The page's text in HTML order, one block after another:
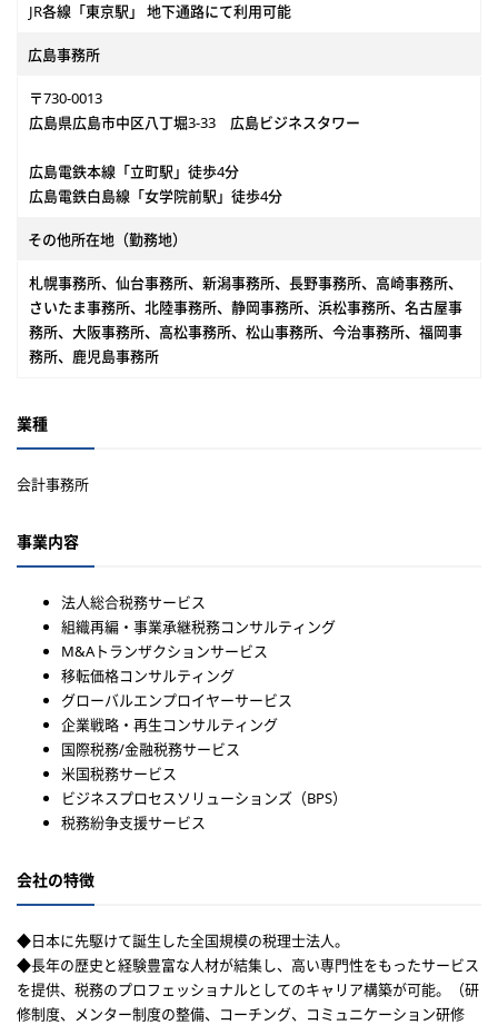
JR各線「東京駅」 地下通路にて利用可能
広島事務所
〒730-0013
広島県広島市中区八丁堀3-33 広島ビジネスタワー
広島電鉄本線「立町駅」徒歩4分
広島電鉄白島線「女学院前駅」徒歩4分
その他所在地（勤務地）
札幌事務所、仙台事務所、新潟事務所、長野事務所、高崎事務所、
さいたま事務所、北陸事務所、静岡事務所、浜松事務所、名古屋事
務所、大阪事務所、高松事務所、松山事務所、今治事務所、福岡事
務所、鹿児島事務所
業種
会計事務所
事業内容
法人総合税務サービス
組織再編・事業承継税務コンサルティング
M&Aトランザクションサービス
移転価格コンサルティング
グローバルエンプロイヤーサービス
企業戦略・再生コンサルティング
国際税務/金融税務サービス
米国税務サービス
ビジネスプロセスソリューションズ（BPS）
税務紛争支援サービス
会社の特徴
◆日本に先駆けて誕生した全国規模の税理士法人。
◆長年の歴史と経験豊富な人材が結集し、高い専門性をもったサービス
を提供、税務のプロフェッショナルとしてのキャリア構築が可能。（研
修制度、メンター制度の整備、コーチング、コミュニケーション研修